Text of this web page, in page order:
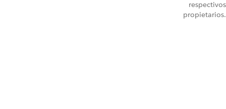
respectivos
propietarios.